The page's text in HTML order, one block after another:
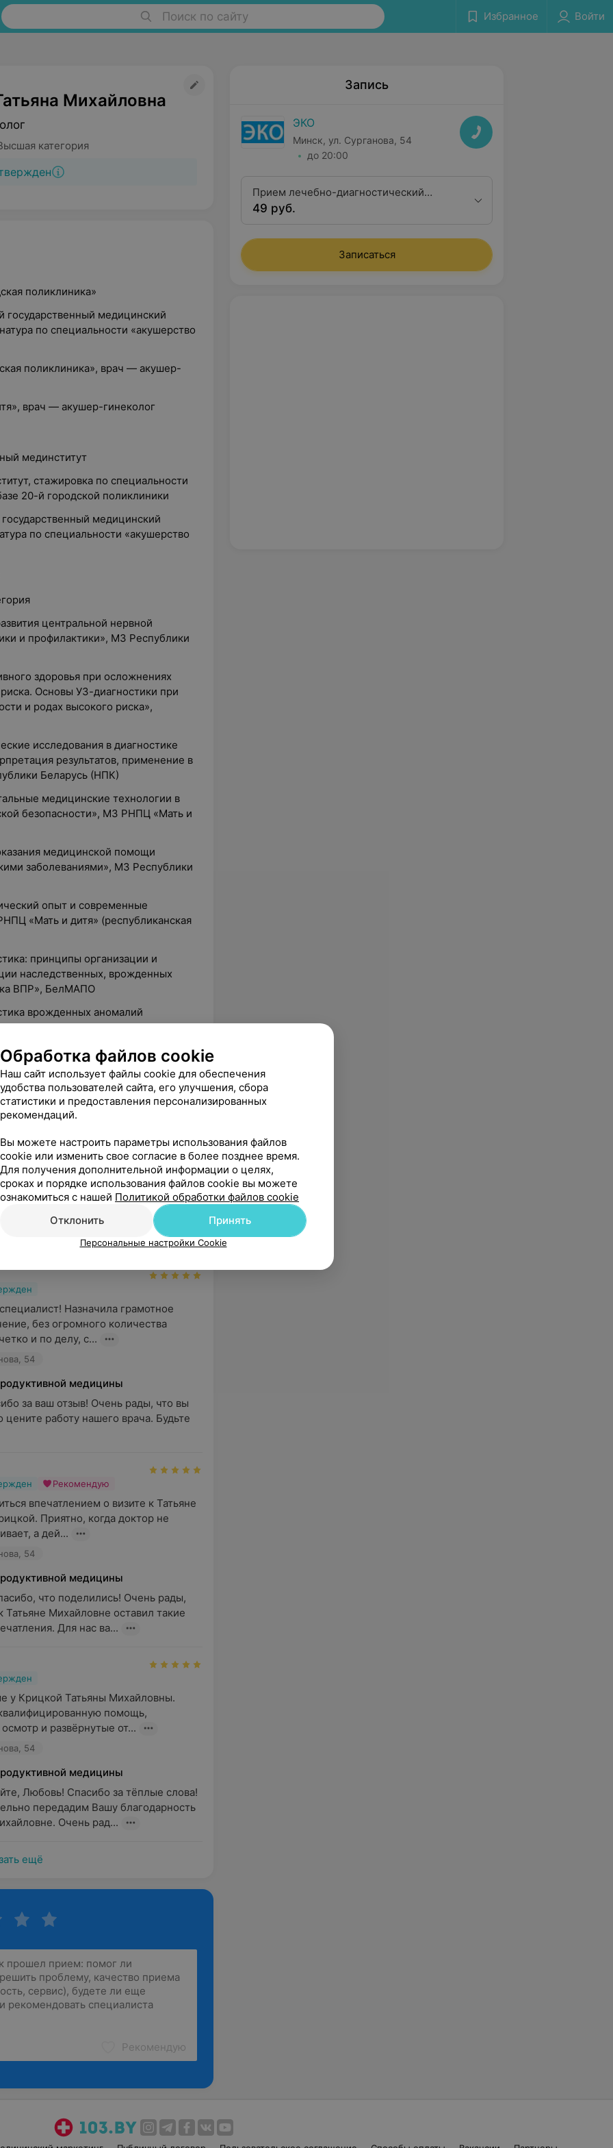
Поиск по сайту Избранное Войти
Михайловна
категория
поликлиника»
государственный медицинский
по специальности «акушерство
поликлиника», врач — акушер-
врач — акушер-гинеколог
мединститут
стажировка по специальности
20-й городской поликлиники
медицинский
по специальности «акушерство
центральной нервной
и профилактики», МЗ Республики
здоровья при осложнениях
Основы УЗ-диагностики при
и родах высокого риска»,
исследования в диагностике
результатов, применение в
Беларусь (НПК)
медицинские технологии в
безопасности», МЗ РНПЦ «Мать и
медицинской помощи
заболеваниями», МЗ Республики
опыт и современные
«Мать и дитя» (республиканская
принципы организации и
наследственных, врожденных
ВПР», БелМАПО
врожденных аномалий
оценка», БелМАПО
медицинские технологии в
безопасности», МЗ РНПЦ «Мать и
генетических синдромов:
«Мать и дитя» (республиканская
патологии матки и придатков»,
ЭКО, ул. Сурганова, 54
Назначила грамотное
без огромного количества
и по делу, с...
54
медицины
за ваш отзыв! Очень рады, что вы
цените работу нашего врача. Будьте
Рекомендую
впечатлением о визите к Татьяне
Приятно, когда доктор не
а дей...
54
медицины
что поделились! Очень рады,
Татьяне Михайловне оставил такие
Для нас ва...
у Крицкой Татьяны Михайловны.
помощь,
и развёрнутые от...
54
медицины
Любовь! Спасибо за тёплые слова!
передадим Вашу благодарность
Очень рад...
ещё
Рекомендую
Запись
ЭКО
Минск, ул. Сурганова, 54
до 20:00
Прием лечебно-диагностический
первичный врача акушера-гинеколога
49 руб.
Записаться
Обработка файлов cookie
Наш сайт использует файлы cookie для обеспечения
удобства пользователей сайта, его улучшения, сбора
статистики и предоставления персонализированных
рекомендаций.
Вы можете настроить параметры использования файлов
cookie или изменить свое согласие в более позднее время.
Для получения дополнительной информации о целях,
сроках и порядке использования файлов cookie вы можете
ознакомиться с нашей Политикой обработки файлов cookie
Отклонить
Принять
Персональные настройки Cookie